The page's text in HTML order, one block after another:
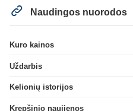
Naudingos nuorodos
Kuro kainos
Uždarbis
Kelionių istorijos
Krepšinio naujienos